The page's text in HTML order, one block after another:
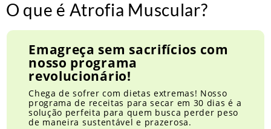
O que é Atrofia Muscular?
Emagreça sem sacrifícios com
nosso programa
revolucionário!
Chega de sofrer com dietas extremas! Nosso
programa de receitas para secar em 30 dias é a
solução perfeita para quem busca perder peso
de maneira sustentável e prazerosa.